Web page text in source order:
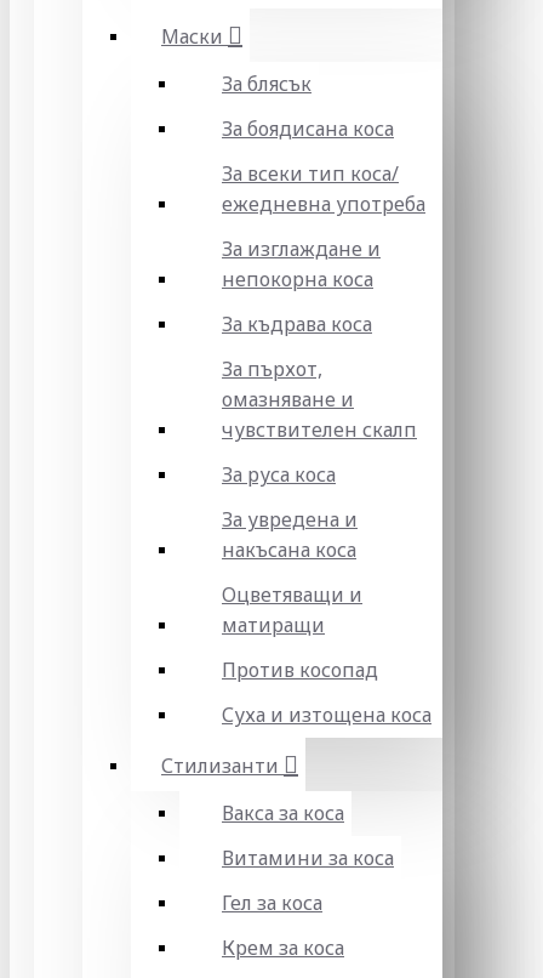
Маски
За блясък
За боядисана коса
За всеки тип коса/
ежедневна употреба
За изглаждане и
непокорна коса
За къдрава коса
За пърхот,
омазняване и
чувствителен скалп
За руса коса
За увредена и
накъсана коса
Оцветяващи и
матиращи
Против косопад
Суха и изтощена коса
Стилизанти
Вакса за коса
Витамини за коса
Гел за коса
Крем за коса